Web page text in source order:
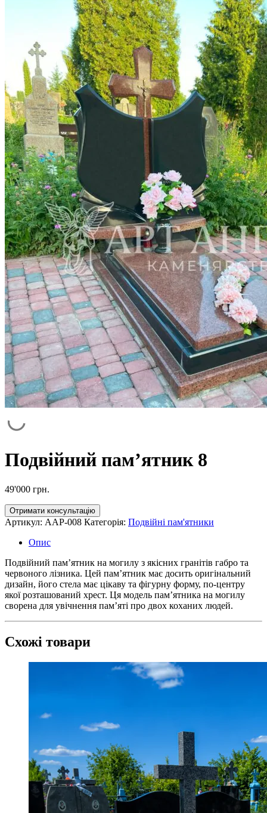
Подвійний пам’ятник 8
49'000 грн.
Отримати консультацію
Артикул: AAP-008 Категорія: Подвійні пам'ятники
Опис
Подвійний пам’ятник на могилу з якісних гранітів габро та
червоного лізника. Цей пам’ятник має досить оригінальний
дизайн, його стела має цікаву та фігурну форму, по-центру
якої розташований хрест. Ця модель пам’ятника на могилу
сворена для увічнення пам’яті про двох коханих людей.
Схожі товари